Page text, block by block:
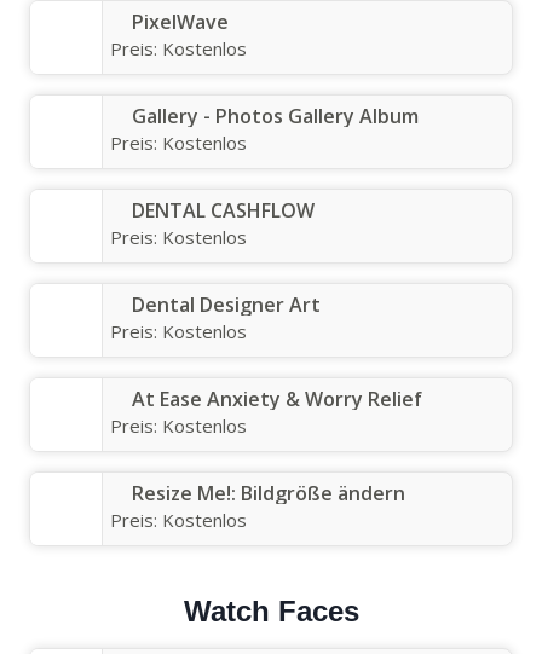
PixelWave
Preis: Kostenlos
Gallery - Photos Gallery Album
Preis: Kostenlos
DENTAL CASHFLOW
Preis: Kostenlos
Dental Designer Art
Preis: Kostenlos
At Ease Anxiety & Worry Relief
Preis: Kostenlos
Resize Me!: Bildgröße ändern
Preis: Kostenlos
Watch Faces